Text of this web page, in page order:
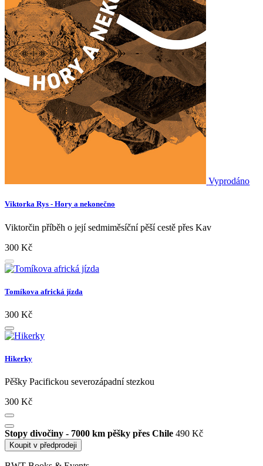
Vyprodáno
Viktorka Rys - Hory a nekonečno
Viktorčin příběh o její sedmiměsíční pěší cestě přes Kav
300 Kč
Tomíkova africká jízda
300 Kč
Hikerky
Pěšky Pacifickou severozápadní stezkou
300 Kč
Stopy divočiny - 7000 km pěšky přes Chile 490 Kč
Koupit v předprodeji